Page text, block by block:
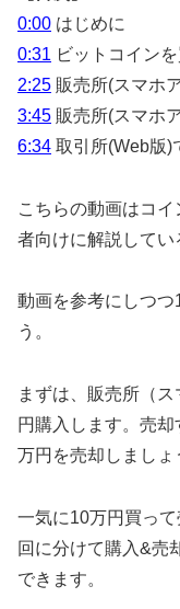
0:00 はじめに
0:31 ビットコイン
2:25 販売所(スマホ
3:45 販売所(スマホ
6:34 取引所(Web版)
こちらの動画はコ
者向けに解説してい
動画を参考にしつつ
う。
まずは、販売所（
円購入します。売
万円を売却しましょ
一気に10万円買っ
回に分けて購入&売
できます。